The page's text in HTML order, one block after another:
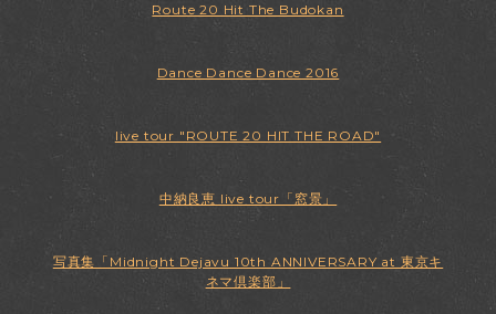
Route 20 Hit The Budokan
Dance Dance Dance 2016
live tour "ROUTE 20 HIT THE ROAD"
中納良恵 live tour「窓景」
写真集「Midnight Dejavu 10th ANNIVERSARY at 東京キ
ネマ倶楽部」